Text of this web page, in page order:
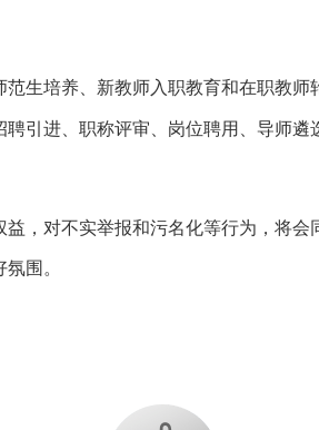
培养、新教师入职教育和在职教师
引进、职称评审、岗位聘用、导师
对不实举报和污名化等行为，将会
围。